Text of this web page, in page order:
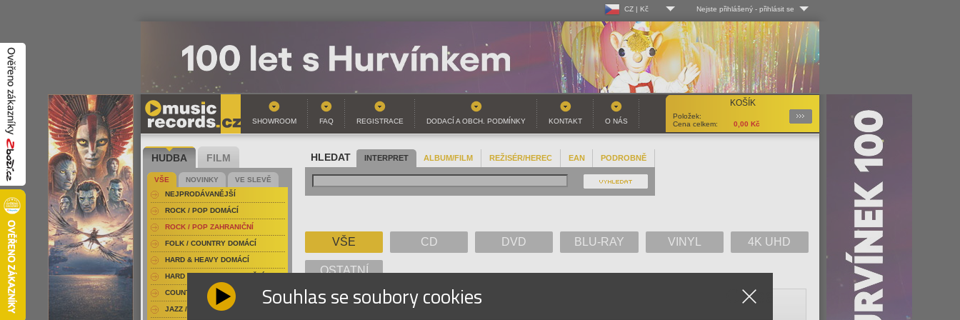
CZ | Kč
CZ | Kč
SK | EUR
Nejste přihlášený - přihlásit se
Log-in
Uživ. jméno:
Heslo:
Registrace
KOŠÍK
Položek:
Cena celkem:
0,00 Kč
Podrobnosti
SHOWROOM
FAQ REGISTRACE DODACÍ A OBCH. PODMÍNKY KONTAKT O NÁS
HLEDAT INTERPRET ALBUM/FILM REŽISÉR/HEREC EAN PODROBNĚ
VŠE CD DVD BLU-RAY VINYL 4K UHD
OSTATNÍ
G
HUDBA FILM
VŠE NOVINKY
VE SLEVĚ
NEJPRODÁVANĚJŠÍ
ROCK / POP DOMÁCÍ
ROCK / POP ZAHRANIČNÍ
FOLK / COUNTRY DOMÁCÍ
HARD & HEAVY DOMÁCÍ
HARD & HEAVY ZAHRANIČNÍ
COUNTRY
JAZZ / BLUES Souhlas se soubory cookies Close